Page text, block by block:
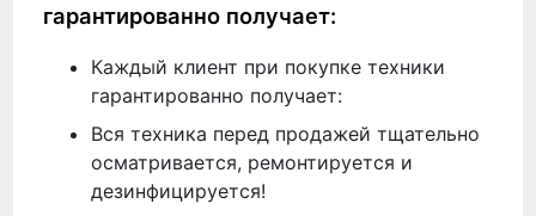
гарантированно получает:
Каждый клиент при покупке техники
гарантированно получает:
Вся техника перед продажей тщательно
осматривается, ремонтируется и
дезинфицируется!